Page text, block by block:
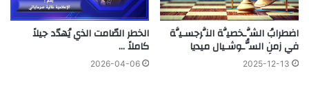
اضطرابُ الشَّـخصيَّة النَّرجسـيَّة
في زمنِ السُّـوشـيال ميديا
2025-12-13
الخطر الصّامت الذي يُهدّد جيلاً
كاملاً …
2026-04-06